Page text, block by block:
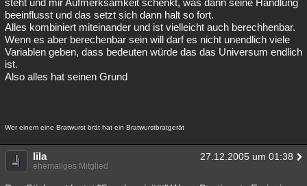
steht und mir Aufmerksamkeit schenkt, was dann seine Handlung
beeinflusst und das setzt sich dann halt so fort.
Alles kombiniert miteinander und ist vielleicht auch berechhenbar.
Wenn es aber berechenbar sein will darf es nicht unendlich viele
Variablen geben, dass bedeuten würde das das Universum endlich
ist.
Also alles hat seinen Grund
Wer einem eine Bratwurst brät hat ein Bratwurstbratgerät
lila 27.12.2005 um 01:38
ehemaliges Mitglied